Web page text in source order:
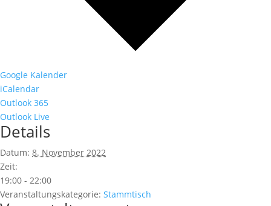
Google Kalender
iCalendar
Outlook 365
Outlook Live
Details
Datum: 8. November 2022
Zeit:
19:00 - 22:00
Veranstaltungskategorie: Stammtisch